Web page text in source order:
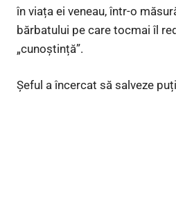
în viața ei veneau, într-o
bărbatului pe care tocmai îl
„cunoștință”.
Șeful a încercat să salveze